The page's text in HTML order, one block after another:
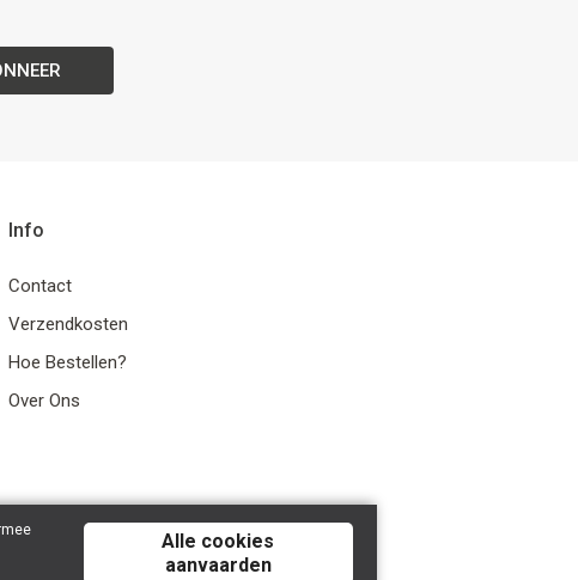
Info
Contact
Verzendkosten
Hoe Bestellen?
Over Ons
Alle cookies
aanvaarden